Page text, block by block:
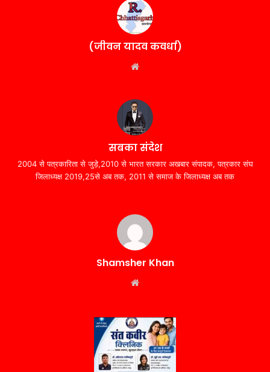
(जीवन यादव कवर्धा)
सबका संदेश
2004 से पत्रकारिता से जुड़े,2010 से भारत सरकार अखबार संपादक, पत्रकार संघ
जिलाध्यक्ष 2019,25से अब तक, 2011 से समाज के जिलाध्यक्ष अब तक
Shamsher Khan